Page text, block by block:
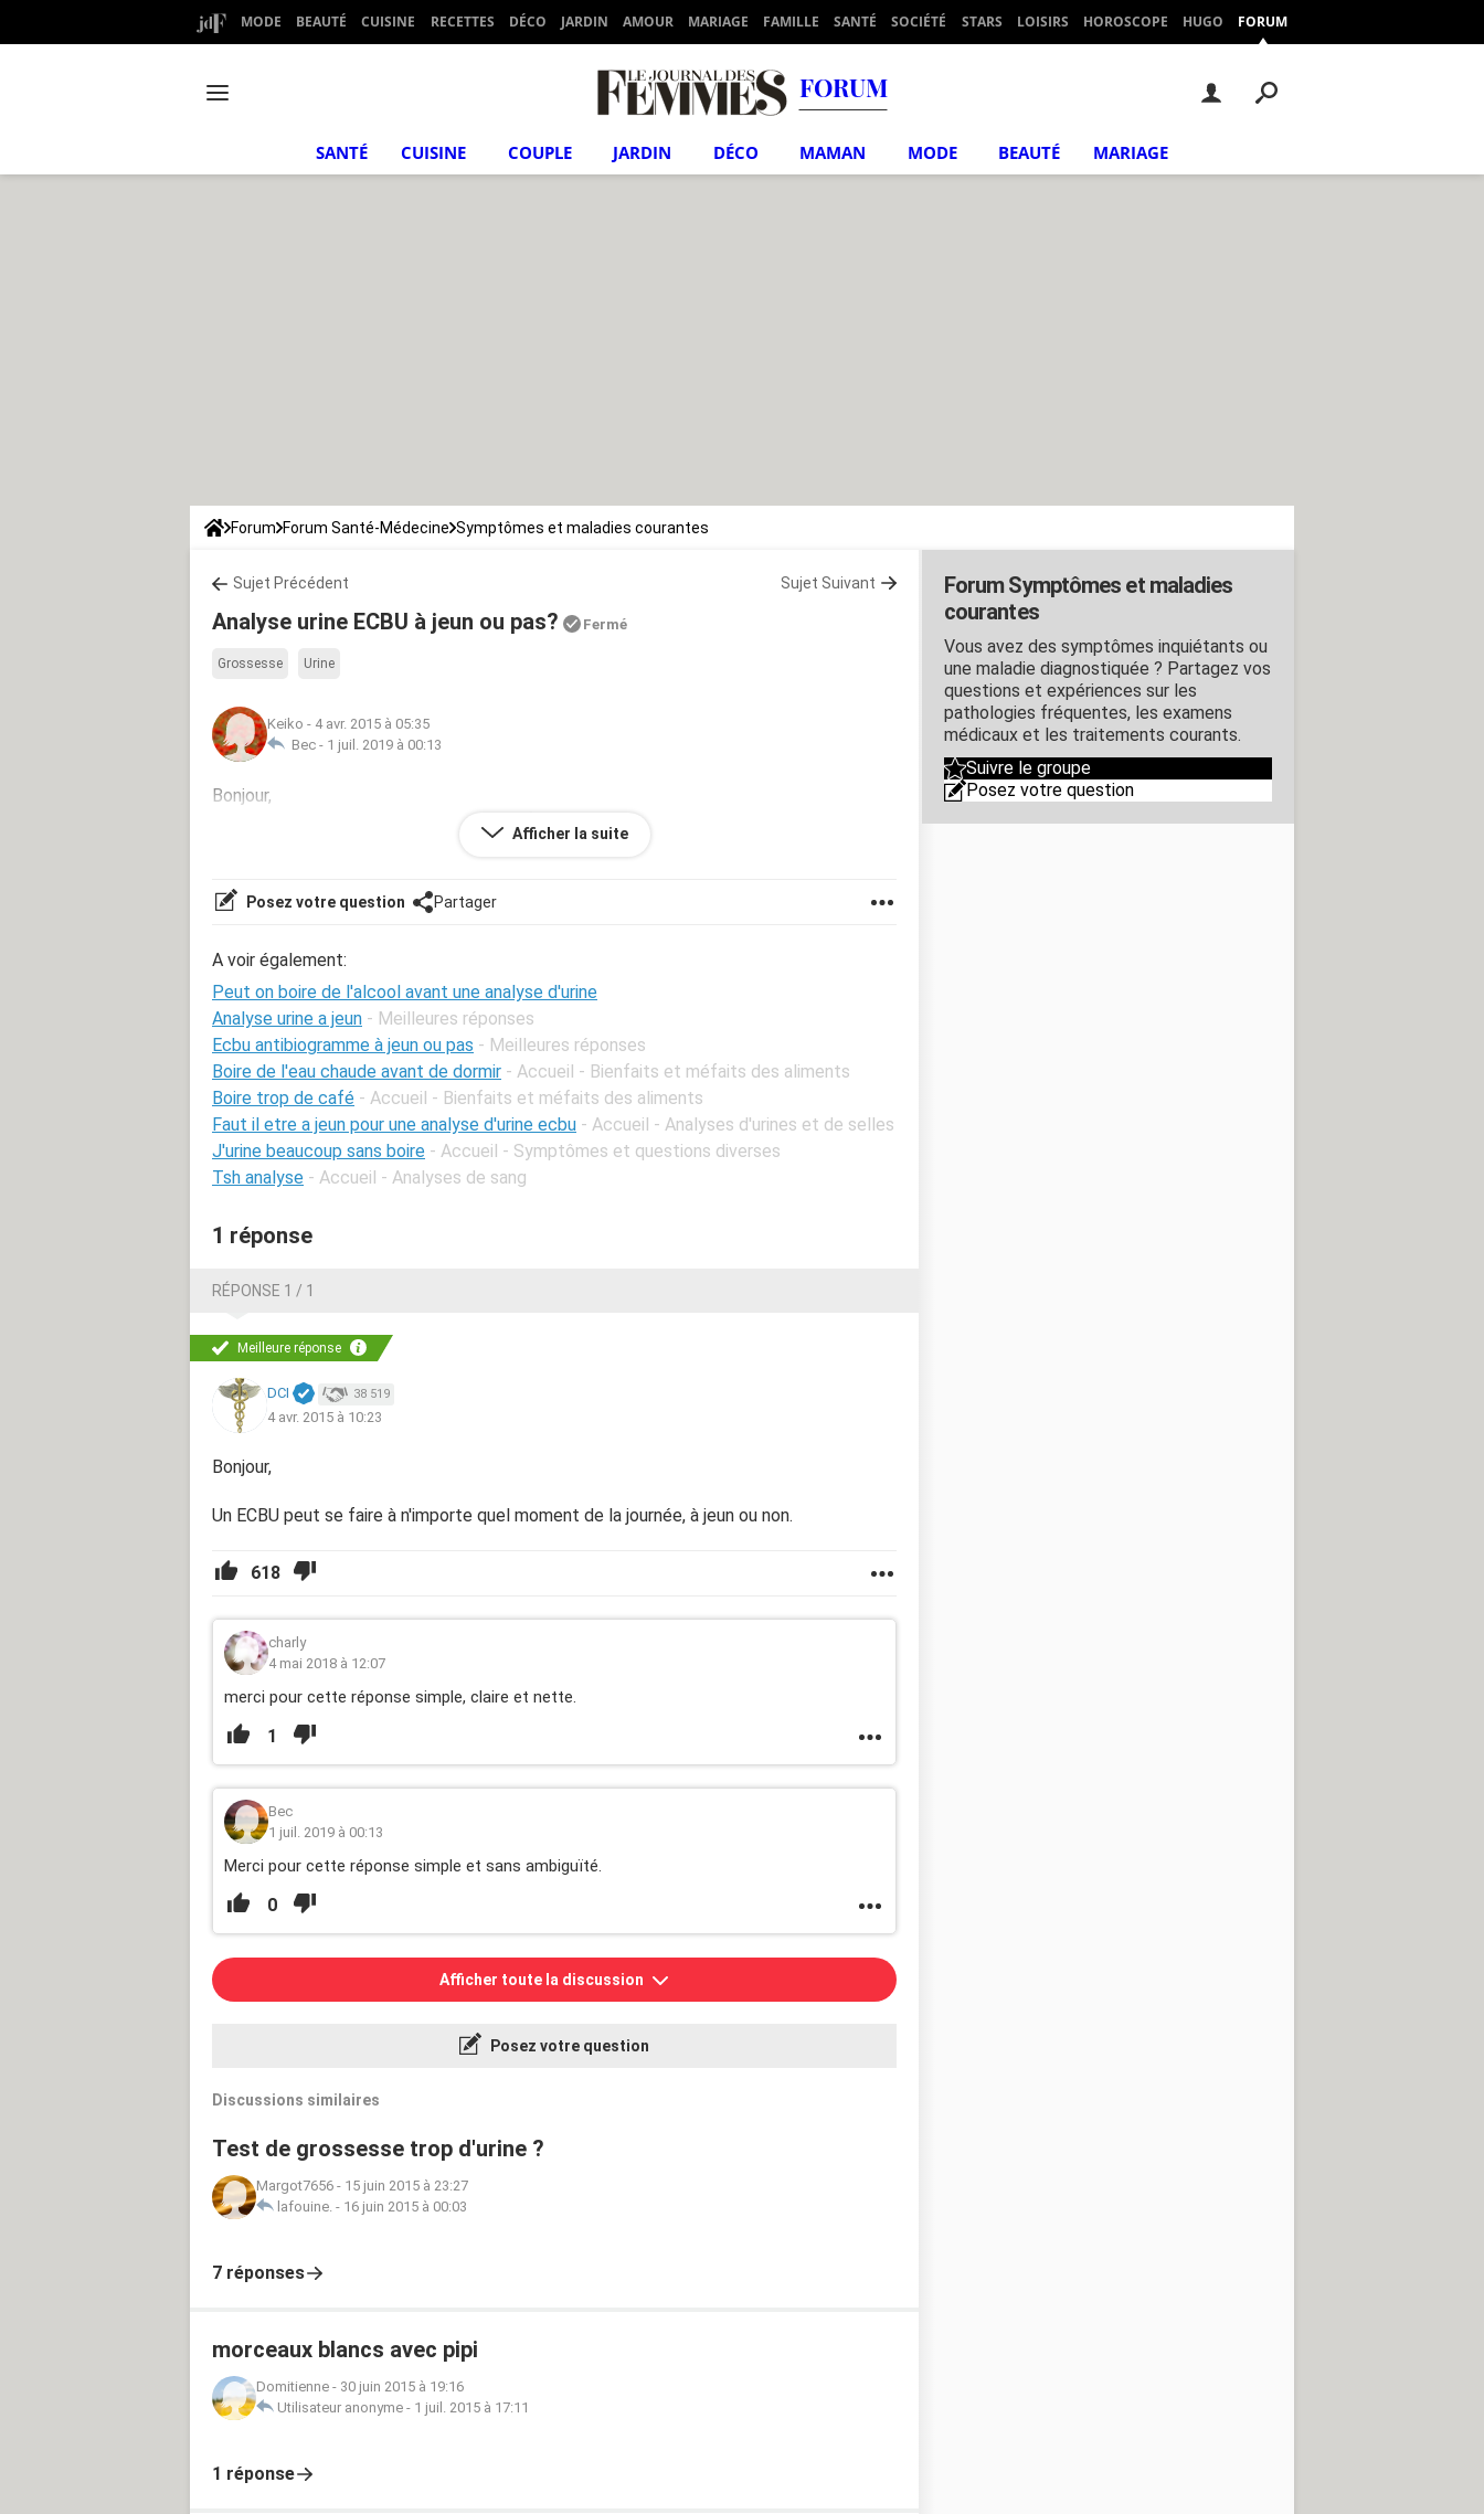
MODE BEAUTÉ CUISINE RECETTES DÉCO JARDIN AMOUR MARIAGE FAMILLE SANTÉ SOCIÉTÉ STARS LOISIRS HOROSCOPE HUGO FORUM
FORUM
SANTÉ CUISINE COUPLE JARDIN DÉCO MAMAN MODE BEAUTÉ MARIAGE
Forum Forum Santé-Médecine Symptômes et maladies courantes
Sujet Précédent Sujet Suivant
Analyse urine ECBU à jeun ou pas? Fermé
Grossesse Urine
Keiko - 4 avr. 2015 à 05:35
Bec - 1 juil. 2019 à 00:13
Bonjour,
Dois-je être Obligatoirement à jeun pour faire une analyse d'urine ECBU? Ou ai-je le droit
Afficher la suite
Posez votre question Partager
A voir également:
Peut on boire de l'alcool avant une analyse d'urine
Analyse urine a jeun - Meilleures réponses
Ecbu antibiogramme à jeun ou pas - Meilleures réponses
Boire de l'eau chaude avant de dormir - Accueil - Bienfaits et méfaits des aliments
Boire trop de café - Accueil - Bienfaits et méfaits des aliments
Faut il etre a jeun pour une analyse d'urine ecbu - Accueil - Analyses d'urines et de selles
J'urine beaucoup sans boire - Accueil - Symptômes et questions diverses
Tsh analyse - Accueil - Analyses de sang
1 réponse
RÉPONSE 1 / 1
Meilleure réponse
DCI 38 519
4 avr. 2015 à 10:23
Bonjour,
Un ECBU peut se faire à n'importe quel moment de la journée, à jeun ou non.
618
charly
4 mai 2018 à 12:07
merci pour cette réponse simple, claire et nette.
1
Bec
1 juil. 2019 à 00:13
Merci pour cette réponse simple et sans ambiguïté.
0
Afficher toute la discussion
Posez votre question
Discussions similaires
Test de grossesse trop d'urine ?
Margot7656 - 15 juin 2015 à 23:27
lafouine. - 16 juin 2015 à 00:03
7 réponses
morceaux blancs avec pipi
Domitienne - 30 juin 2015 à 19:16
Utilisateur anonyme - 1 juil. 2015 à 17:11
1 réponse
Forum Symptômes et maladies
courantes
Vous avez des symptômes inquiétants ou
une maladie diagnostiquée ? Partagez vos
questions et expériences sur les
pathologies fréquentes, les examens
médicaux et les traitements courants.
Suivre le groupe
Posez votre question